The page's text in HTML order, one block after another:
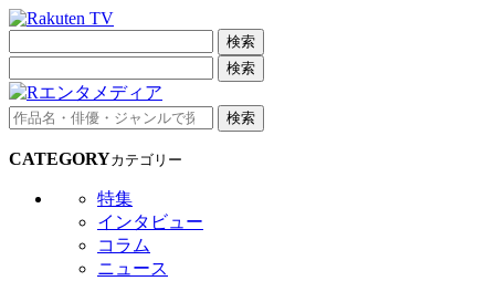
検索
検索
検索
CATEGORYカテゴリー
特集
インタビュー
コラム
ニュース